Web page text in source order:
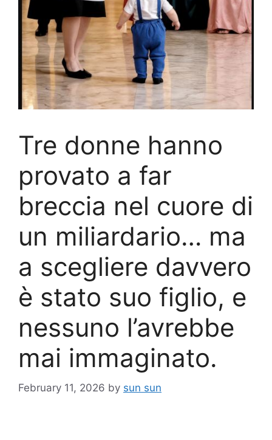
Tre donne hanno
provato a far
breccia nel cuore di
un miliardario… ma
a scegliere davvero
è stato suo figlio, e
nessuno l’avrebbe
mai immaginato.
February 11, 2026 by sun sun